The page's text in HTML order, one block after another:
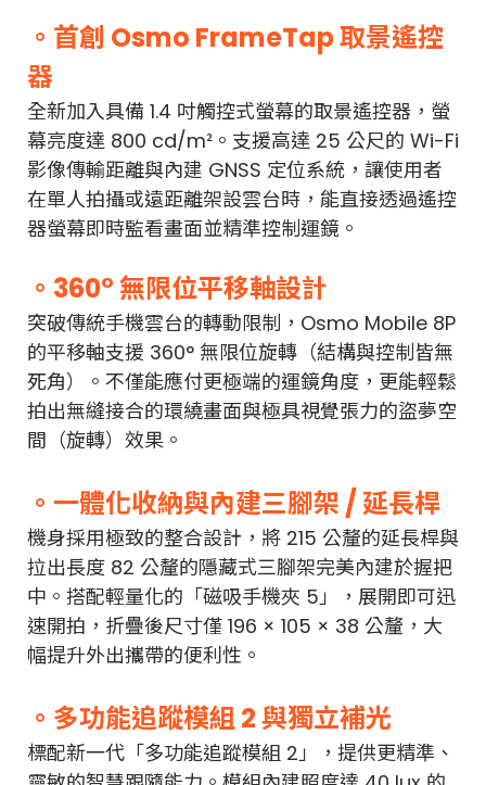
。首創 Osmo FrameTap 取景遙控
器
全新加入具備 1.4 吋觸控式螢幕的取景遙控器，螢
幕亮度達 800 cd/m²。支援高達 25 公尺的 Wi-Fi
影像傳輸距離與內建 GNSS 定位系統，讓使用者
在單人拍攝或遠距離架設雲台時，能直接透過遙控
器螢幕即時監看畫面並精準控制運鏡。
。360° 無限位平移軸設計
突破傳統手機雲台的轉動限制，Osmo Mobile 8P
的平移軸支援 360° 無限位旋轉（結構與控制皆無
死角）。不僅能應付更極端的運鏡角度，更能輕鬆
拍出無縫接合的環繞畫面與極具視覺張力的盜夢空
間（旋轉）效果。
。一體化收納與內建三腳架 / 延長桿
機身採用極致的整合設計，將 215 公釐的延長桿與
拉出長度 82 公釐的隱藏式三腳架完美內建於握把
中。搭配輕量化的「磁吸手機夾 5」，展開即可迅
速開拍，折疊後尺寸僅 196 × 105 × 38 公釐，大
幅提升外出攜帶的便利性。
。多功能追蹤模組 2 與獨立補光
標配新一代「多功能追蹤模組 2」，提供更精準、